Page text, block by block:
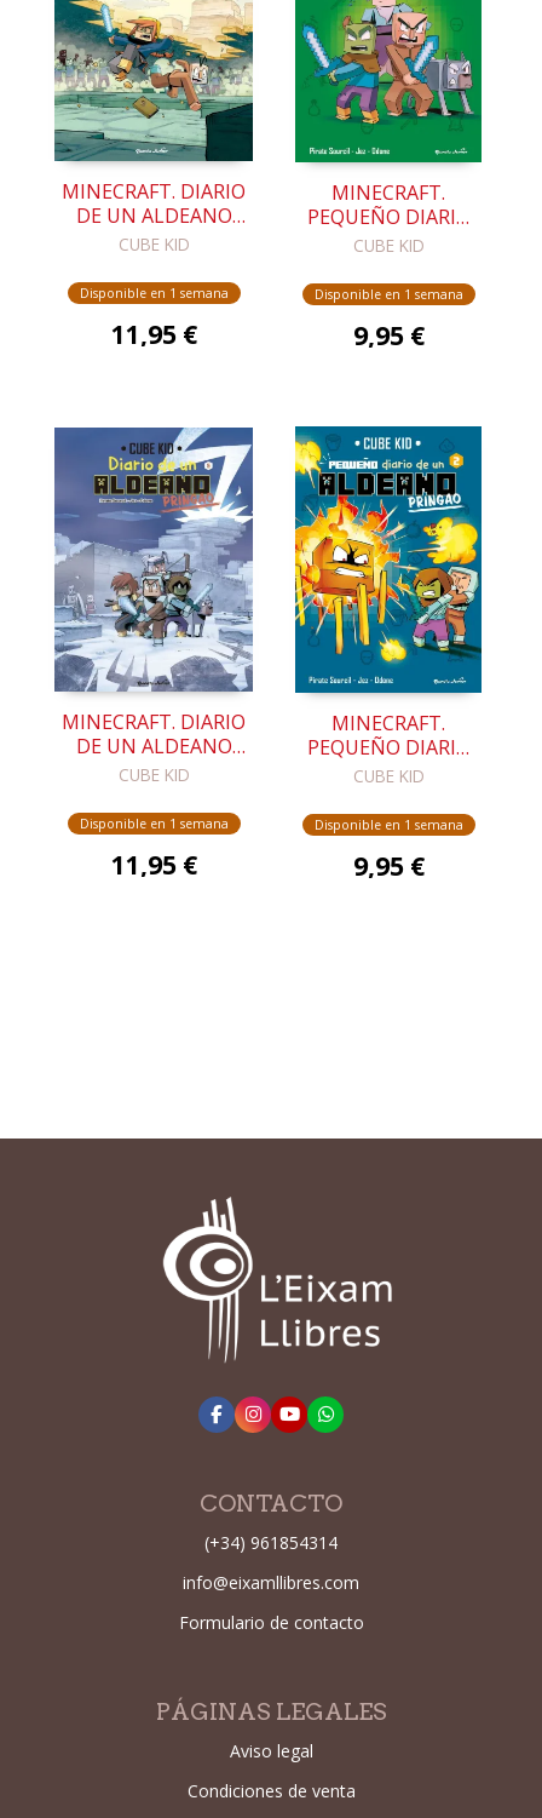
MINECRAFT. DIARIO
DE UN ALDEANO
PRINGAO. CÓMIC 6
CUBE KID
Disponible en 1 semana
11,95 €
MINECRAFT.
PEQUEÑO DIARIO
DE UN ALDEANO
CUBE KID
Disponible en 1 semana
9,95 €
MINECRAFT. DIARIO
DE UN ALDEANO
PRINGAO. CÓMIC 5
CUBE KID
Disponible en 1 semana
11,95 €
MINECRAFT.
PEQUEÑO DIARIO
DE UN ALDEANO
CUBE KID
Disponible en 1 semana
9,95 €
CONTACTO
(+34) 961854314
info@eixamllibres.com
Formulario de contacto
PÁGINAS LEGALES
Aviso legal
Condiciones de venta